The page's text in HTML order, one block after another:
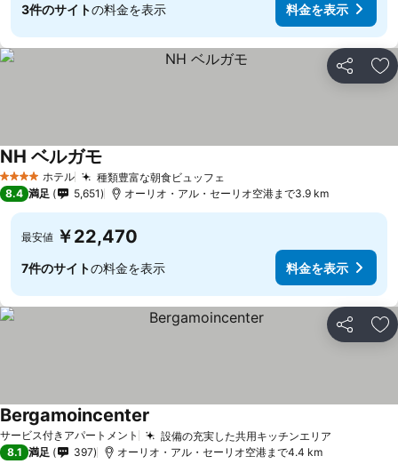
3件のサイトの料金を表示 料金を表示
シェア お
4 ホテルのランク
ホテル 種類豊富な朝食ビュッフェ
NH ベルガモ
8.4 満足 5,651 オーリオ・アル・セーリオ空港まで3.9 km
最安値 ￥22,470
7件のサイトの料金を表示 料金を表示
シェア お
サービス付きアパートメント 設備の充実した共用キッチンエリア
Bergamoincenter
8.1 満足 397 オーリオ・アル・セーリオ空港まで4.4 km